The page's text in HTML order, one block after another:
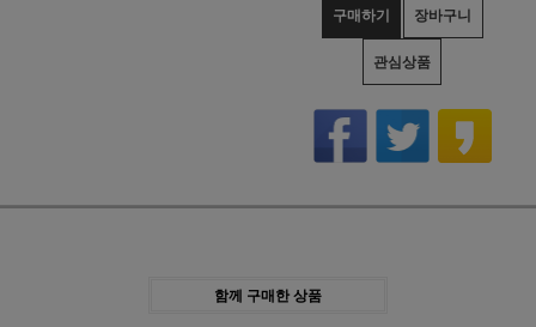
구매하기 장바구니
관심상품
함께 구매한 상품